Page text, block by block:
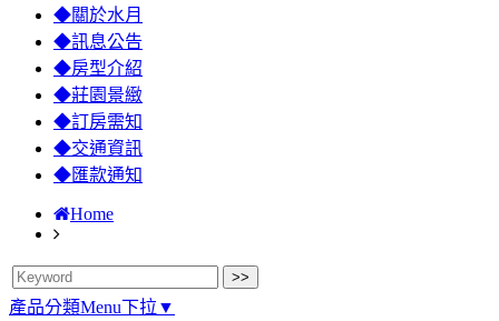
◆關於水月
◆訊息公告
◆房型介紹
◆莊園景緻
◆訂房需知
◆交通資訊
◆匯款通知
Home
產品分類Menu下拉▼